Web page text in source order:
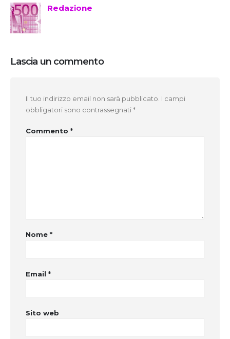
Redazione
Lascia un commento
Il tuo indirizzo email non sarà pubblicato. I campi
obbligatori sono contrassegnati*
Commento *
Nome *
Email *
Sito web